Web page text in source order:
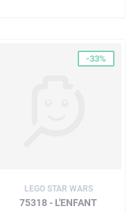
-33%
LEGO STAR WARS
75318 - L'ENFANT